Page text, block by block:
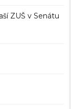
ZUŠ v Senátu